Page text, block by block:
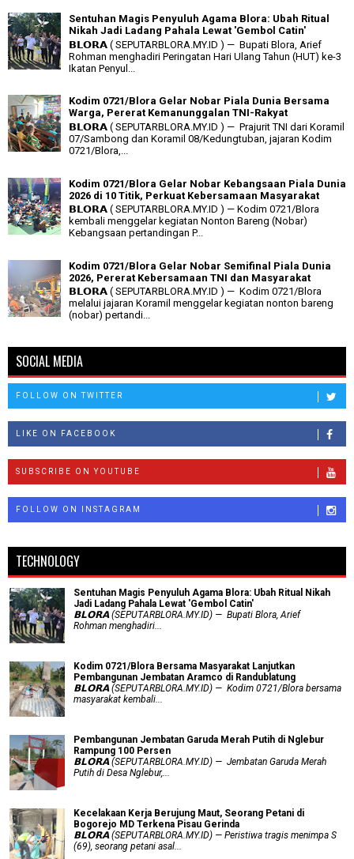
Sentuhan Magis Penyuluh Agama Blora: Ubah Ritual
Nikah Jadi Ladang Pahala Lewat 'Gembol Catin'
𝗕𝗟𝗢𝗥𝗔 ( SEPUTARBLORA.MY.ID ) — Bupati Blora, Arief
Rohman menghadiri Peringatan Hari Ulang Tahun (HUT) ke-3
Ikatan Penyul...
Kodim 0721/Blora Gelar Nobar Piala Dunia Bersama
Warga, Pererat Kemanunggalan TNI-Rakyat
𝗕𝗟𝗢𝗥𝗔 ( SEPUTARBLORA.MY.ID ) — Prajurit TNI dari Koramil
07/Sambong dan Koramil 08/Kedungtuban, jajaran Kodim
0721/Blora,...
Kodim 0721/Blora Gelar Nobar Kebangsaan Piala Dunia
2026 di 10 Titik, Perkuat Kebersamaan Masyarakat
𝗕𝗟𝗢𝗥𝗔 ( SEPUTARBLORA.MY.ID ) — Kodim 0721/Blora
kembali menggelar kegiatan Nonton Bareng (Nobar)
Kebangsaan pertandingan P...
Kodim 0721/Blora Gelar Nobar Semifinal Piala Dunia
2026, Pererat Kebersamaan TNI dan Masyarakat
𝗕𝗟𝗢𝗥𝗔 ( SEPUTARBLORA.MY.ID ) — Kodim 0721/Blora
melalui jajaran Koramil menggelar kegiatan nonton bareng
(nobar) pertandi...
SOCIAL MEDIA
FOLLOW ON TWITTER
LIKE ON FACEBOOK
SUBSCRIBE ON YOUTUBE
FOLLOW ON INSTAGRAM
TECHNOLOGY
Sentuhan Magis Penyuluh Agama Blora: Ubah Ritual Nikah
Jadi Ladang Pahala Lewat 'Gembol Catin'
𝗕𝗟𝗢𝗥𝗔 (SEPUTARBLORA.MY.ID) — Bupati Blora, Arief
Rohman menghadiri...
Kodim 0721/Blora Bersama Masyarakat Lanjutkan
Pembangunan Jembatan Aramco di Randublatung
𝗕𝗟𝗢𝗥𝗔 (SEPUTARBLORA.MY.ID) — Kodim 0721/Blora bersama
masyarakat kembali...
Pembangunan Jembatan Garuda Merah Putih di Nglebur
Rampung 100 Persen
𝗕𝗟𝗢𝗥𝗔 (SEPUTARBLORA.MY.ID) — Jembatan Garuda Merah
Putih di Desa Nglebur,...
Kecelakaan Kerja Berujung Maut, Seorang Petani di
Bogorejo MD Terkena Pisau Gerinda
𝗕𝗟𝗢𝗥𝗔 (SEPUTARBLORA.MY.ID) — Peristiwa tragis menimpa S
(69), seorang petani asal...